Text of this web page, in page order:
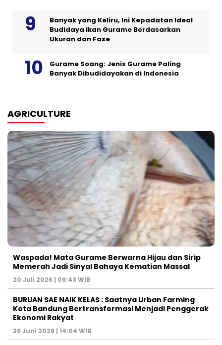
Banyak yang Keliru, Ini Kepadatan Ideal
Budidaya Ikan Gurame Berdasarkan
Ukuran dan Fase
Gurame Soang: Jenis Gurame Paling
Banyak Dibudidayakan di Indonesia
AGRICULTURE
Waspada! Mata Gurame Berwarna Hijau dan Sirip
Memerah Jadi Sinyal Bahaya Kematian Massal
20 Juli 2026 | 09:43 WIB
BURUAN SAE NAIK KELAS : Saatnya Urban Farming
Kota Bandung Bertransformasi Menjadi Penggerak
Ekonomi Rakyat
26 Juni 2026 | 14:04 WIB